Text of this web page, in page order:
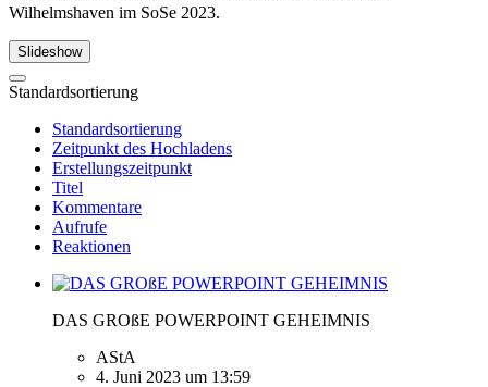
Wilhelmshaven im SoSe 2023.
Slideshow
Standardsortierung
Standardsortierung
Zeitpunkt des Hochladens
Erstellungszeitpunkt
Titel
Kommentare
Aufrufe
Reaktionen
DAS GROßE POWERPOINT GEHEIMNIS
AStA
4. Juni 2023 um 13:59